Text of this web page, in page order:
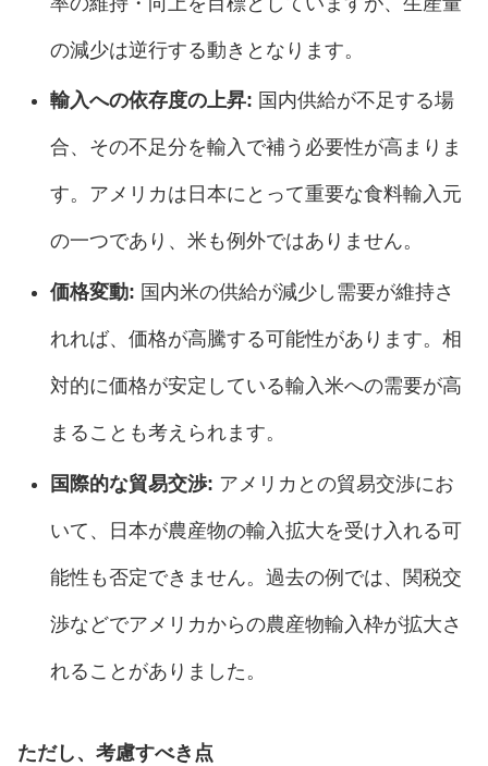
の減少は逆行する動きとなります。
輸入への依存度の上昇: 国内供給が不足する場
合、その不足分を輸入で補う必要性が高まりま
す。アメリカは日本にとって重要な食料輸入元
の一つであり、米も例外ではありません。
価格変動: 国内米の供給が減少し需要が維持さ
れれば、価格が高騰する可能性があります。相
対的に価格が安定している輸入米への需要が高
まることも考えられます。
国際的な貿易交渉: アメリカとの貿易交渉にお
いて、日本が農産物の輸入拡大を受け入れる可
能性も否定できません。過去の例では、関税交
渉などでアメリカからの農産物輸入枠が拡大さ
れることがありました。
ただし、考慮すべき点